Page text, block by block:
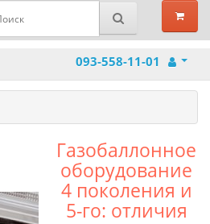
093-558-11-01
Газобаллонное
оборудование
4 поколения и
5-го: отличия